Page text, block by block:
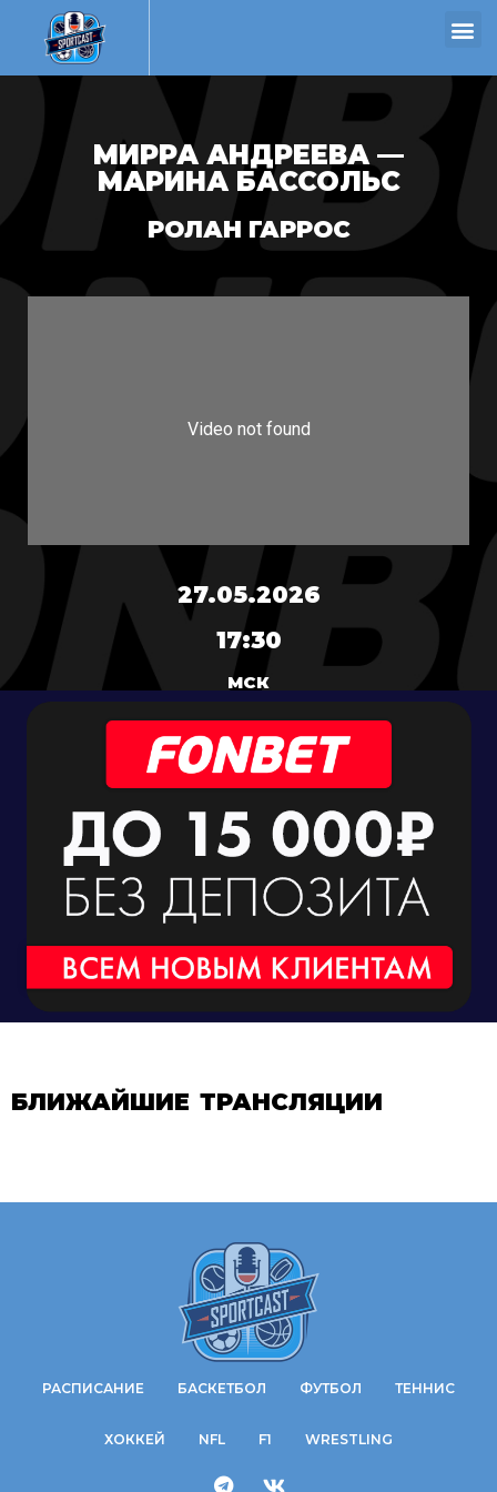
МИРРА АНДРЕЕВА —
МАРИНА БАССОЛЬС
РОЛАН ГАРРОС
27.05.2026
17:30
МСК
БЛИЖАЙШИЕ ТРАНСЛЯЦИИ
РАСПИСАНИЕ БАСКЕТБОЛ ФУТБОЛ ТЕННИС
ХОККЕЙ NFL F1 WRESTLING